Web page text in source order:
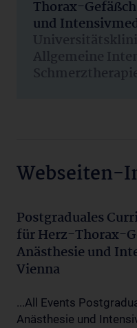
Thorax-
und
Allgemeine
Webseiten-
Postgraduales
für Herz-Thorax-
Anästhesie und
Vienna
...All Events
Anästhesie und